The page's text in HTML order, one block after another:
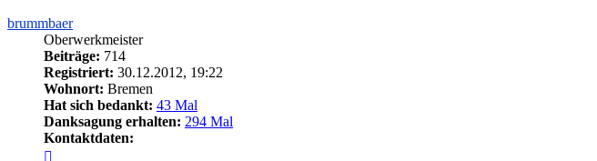
brummbaer
Oberwerkmeister
Beiträge: 714
Registriert: 30.12.2012, 19:22
Wohnort: Bremen
Hat sich bedankt: 43 Mal
Danksagung erhalten: 294 Mal
Kontaktdaten: